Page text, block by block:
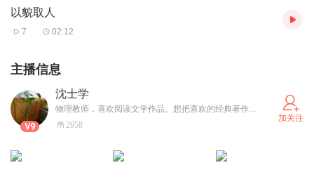
以貌取人
7 02:12
主播信息
沈士学
物理教师，喜欢阅读文学作品。想把喜欢的经典著作读一遍。
2958
加关注